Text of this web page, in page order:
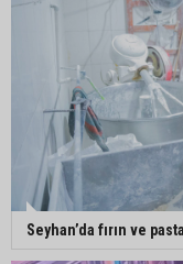
Seyhan’da fırın ve